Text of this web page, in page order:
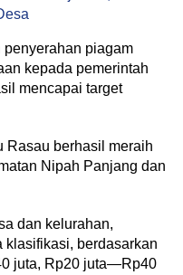
piagam
kepada pemerintah
mencapai target
Rasau berhasil meraih
Nipah Panjang dan
dan kelurahan,
klasifikasi, berdasarkan
juta, Rp20 juta—Rp40